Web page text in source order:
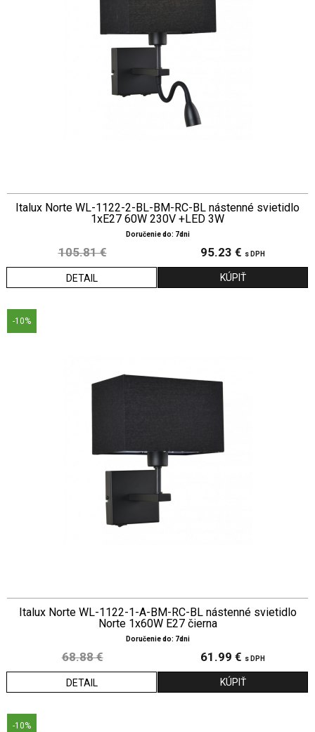
Italux Norte WL-1122-2-BL-BM-RC-BL nástenné svietidlo
1xE27 60W 230V +LED 3W
Doručenie do: 7dni
105.81 € 95.23 € s DPH
DETAIL
-10%
Italux Norte WL-1122-1-A-BM-RC-BL nástenné svietidlo
Norte 1x60W E27 čierna
Doručenie do: 7dni
68.88 € 61.99 € s DPH
DETAIL
-10%